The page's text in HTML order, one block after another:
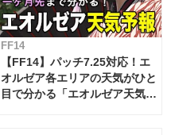
FF14
【FF14】パッチ7.25対応！エ
オルゼア各エリアの天気がひと
目で分かる「エオルゼア天気予